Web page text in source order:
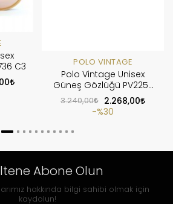
C3
POLO VINTAGE
Polo Vintage Unisex
Güneş Gözlüğü PV2252
C1
3.240,00
2.268,00
%30
Abone Olun
hakkında bilgi sahibi olmak için
kaydolun!